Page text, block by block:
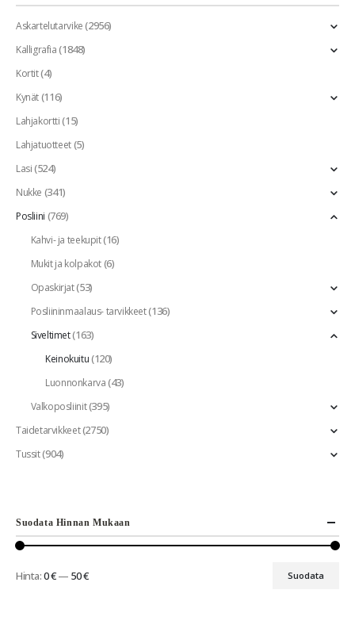
Askartelutarvike(2956)
Kalligrafia(1848)
Kortit(4)
Kynät(116)
Lahjakortti(15)
Lahjatuotteet(5)
Lasi(524)
Nukke (341)
Posliini (769)
Kahvi- ja teekupit(16)
Mukit ja kolpakot(6)
Opaskirjat(53)
Posliininmaalaus- tarvikkeet(136)
Siveltimet(163)
Keinokuitu(120)
Luonnonkarva(43)
Valkoposliinit(395)
Taidetarvikkeet(2750)
Tussit(904)
Suodata Hinnan Mukaan
Suodata
Hinta:0 €— 50 €